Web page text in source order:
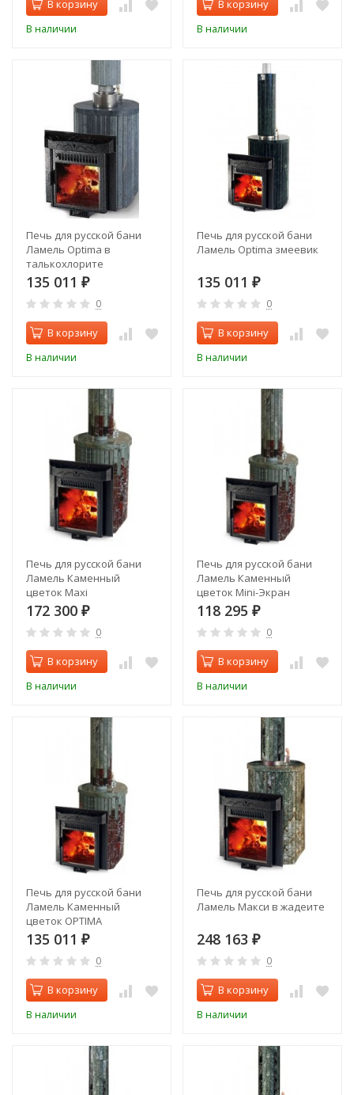
В корзину
В наличии
В корзину
В наличии
Печь для русской бани
Ламель Optima в
талькохлорите
135 011 ₽
0
В корзину
В наличии
Печь для русской бани
Ламель Optima змеевик
135 011 ₽
0
В корзину
В наличии
Печь для русской бани
Ламель Каменный
цветок Maxi
172 300 ₽
0
В корзину
В наличии
Печь для русской бани
Ламель Каменный
цветок Mini-Экран
118 295 ₽
0
В корзину
В наличии
Печь для русской бани
Ламель Каменный
цветок OPTIMA
135 011 ₽
0
В корзину
В наличии
Печь для русской бани
Ламель Макси в жадеите
248 163 ₽
0
В корзину
В наличии